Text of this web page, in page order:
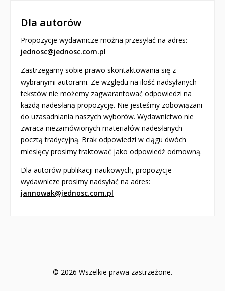
Dla autorów
Propozycje wydawnicze można przesyłać na adres:
jednosc@jednosc.com.pl
Zastrzegamy sobie prawo skontaktowania się z
wybranymi autorami. Ze względu na ilość nadsyłanych
tekstów nie możemy zagwarantować odpowiedzi na
każdą nadesłaną propozycję. Nie jesteśmy zobowiązani
do uzasadniania naszych wyborów. Wydawnictwo nie
zwraca niezamówionych materiałów nadesłanych
pocztą tradycyjną. Brak odpowiedzi w ciągu dwóch
miesięcy prosimy traktować jako odpowiedź odmowną.
Dla autorów publikacji naukowych, propozycje
wydawnicze prosimy nadsyłać na adres:
jannowak@jednosc.com.pl
© 2026 Wszelkie prawa zastrzeżone.